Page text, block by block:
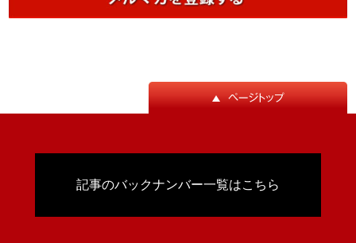
記事のバックナンバー一覧はこちら